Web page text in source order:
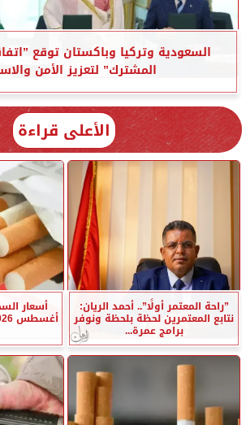
السعودية وتركيا وباكستان توقع
المشترك” لتعزيز الأمن
الأعلى قراءة
”راحة المعتمر أولًا”.. أحمد الريان:
نتابع المعتمرين لحظة بلحظة ونوفر
برامج عمرة...